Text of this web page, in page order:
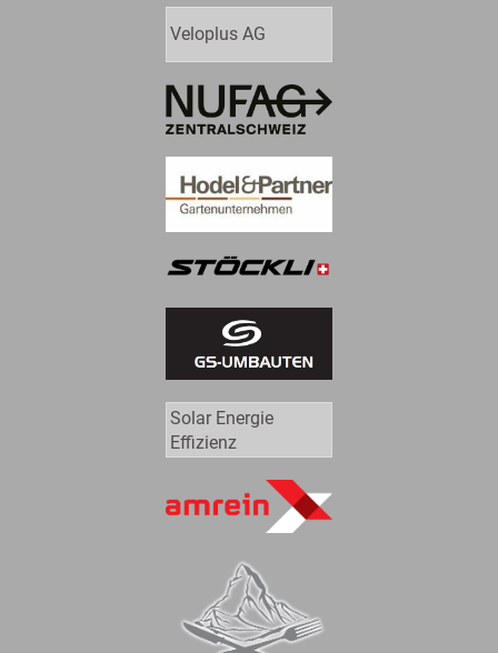
Veloplus AG
Solar Energie
Effizienz